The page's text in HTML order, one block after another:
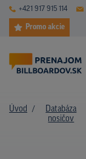
+421 917 915 114
Promo akcie
Úvod
Databáza
nosičov